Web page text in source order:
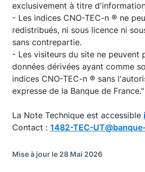
exclusivement à titre
- Les indices CNO-TEC-n ® ne
redistribués, ni sous licence ni
sans contrepartie.
- Les visiteurs du site ne peuvent
données dérivées ayant comme
indices CNO-TEC-n ® sans
expresse de la Banque de France."
La Note Technique est accessible
Contact : 1482-TEC-
Mise à jour le 28 Mai 2026